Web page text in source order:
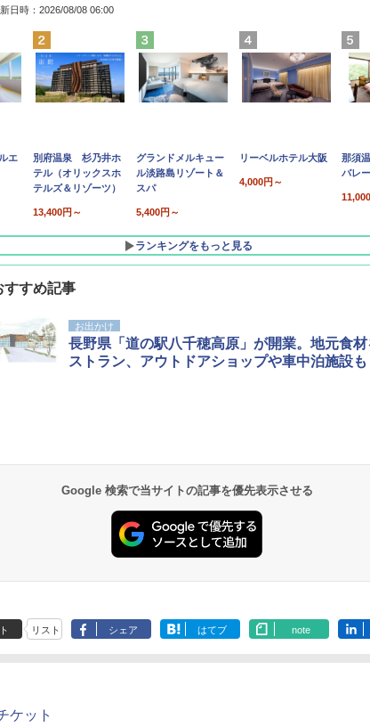
日時：2026/08/08 06:00
エ
別府温泉 杉乃井ホ
テル（オリックスホ
テルズ＆リゾーツ）
13,400円～
グランドメルキュー
ル淡路島リゾート＆
スパ
5,400円～
リーベルホテル大阪
4,000円～
那須
バレ
ランキングをもっと見る
10,450円～
19,541円～
7,950円～
5,758円～
すすめ記事
お出かけ
長野県「道の駅八千穂高原」が開業。地元食
ストラン、アウトドアショップや車中泊施設も
Google 検索で当サイトの記事を優先表示させる
リスト シェア はてブ note
ケット